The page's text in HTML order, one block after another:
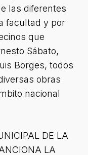
las diferentes
facultad y por
que
Sábato,
Borges, todos
obras
nacional
DE LA
LA